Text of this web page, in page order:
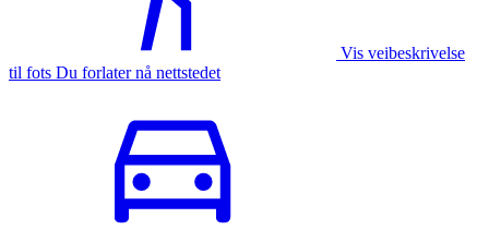
Vis veibeskrivelse
til fots Du forlater nå nettstedet